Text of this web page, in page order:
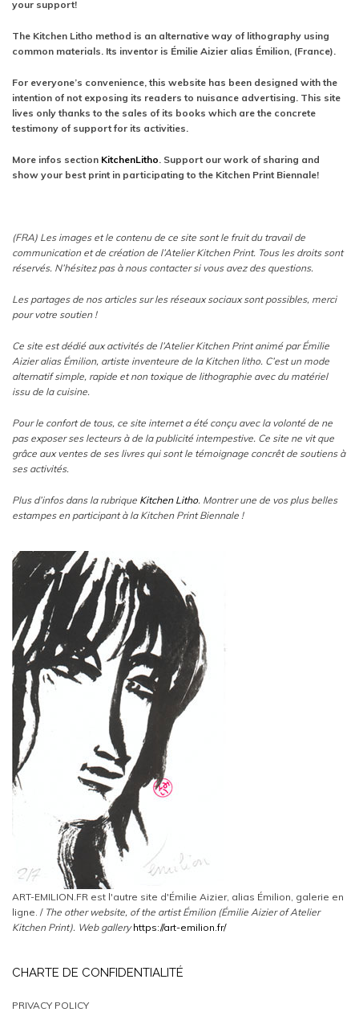
your support!
The Kitchen Litho method is an alternative way of lithography using
common materials. Its inventor is Émilie Aizier alias Émilion, (France).
For everyone’s convenience, this website has been designed with the
intention of not exposing its readers to nuisance advertising. This site
lives only thanks to the sales of its books which are the concrete
testimony of support for its activities.
More infos section KitchenLitho. Support our work of sharing and
show your best print in participating to the Kitchen Print Biennale!
(FRA) Les images et le contenu de ce site sont le fruit du travail de
communication et de création de l’Atelier Kitchen Print. Tous les droits sont
réservés. N’hésitez pas à nous contacter si vous avez des questions.
Les partages de nos articles sur les réseaux sociaux sont possibles, merci
pour votre soutien !
Ce site est dédié aux activités de l’Atelier Kitchen Print animé par Émilie
Aizier alias Émilion, artiste inventeure de la Kitchen litho. C’est un mode
alternatif simple, rapide et non toxique de lithographie avec du matériel
issu de la cuisine.
Pour le confort de tous, ce site internet a été conçu avec la volonté de ne
pas exposer ses lecteurs à de la publicité intempestive. Ce site ne vit que
grâce aux ventes de ses livres qui sont le témoignage concrêt de soutiens à
ses activités.
Plus d’infos dans la rubrique Kitchen Litho. Montrer une de vos plus belles
estampes en participant à la Kitchen Print Biennale !
ART-EMILION.FR est l'autre site d'Émilie Aizier, alias Émilion, galerie en
ligne. / The other website, of the artist Émilion (Émilie Aizier of Atelier
Kitchen Print). Web gallery https://art-emilion.fr/
CHARTE DE CONFIDENTIALITÉ
PRIVACY POLICY